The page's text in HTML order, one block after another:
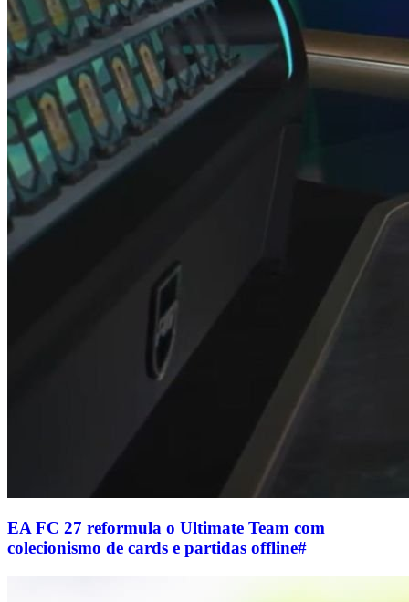
EA FC 27 reformula o Ultimate Team com
colecionismo de cards e partidas offline#